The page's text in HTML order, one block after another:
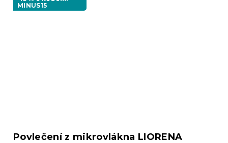
MINUS15
Povlečení z mikrovlákna LIORENA